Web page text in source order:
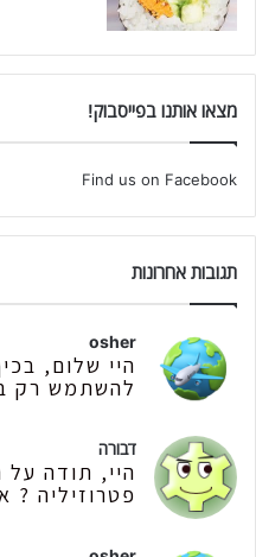
מצאו אותנו בפייסבוק!
Find us on Facebook
תגובות אחרונות
osher
היי שלום,
להשתמש רק
דבורה
היי, תודה על
פטרוזיליה